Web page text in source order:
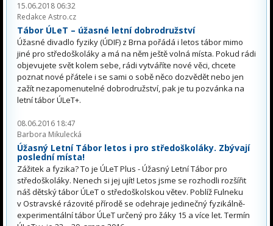
15.06.2018 06:32
Redakce Astro.cz
Tábor ÚLeT – úžasné letní dobrodružství
Úžasné divadlo fyziky (ÚDIF) z Brna pořádá i letos tábor mimo
jiné pro středoškoláky a má na něm ještě volná místa. Pokud rádi
objevujete svět kolem sebe, rádi vytváříte nové věci, chcete
poznat nové přátele i se sami o sobě něco dozvědět nebo jen
zažít nezapomenutelné dobrodružství, pak je tu pozvánka na
letní tábor ÚLeT+.
08.06.2016 18:47
Barbora Mikulecká
Úžasný Letní Tábor letos i pro středoškoláky. Zbývají
poslední místa!
Zážitek a fyzika? To je ÚLeT Plus - Úžasný Letní Tábor pro
středoškoláky. Nenech si jej ujít! Letos jsme se rozhodli rozšířit
náš dětský tábor ÚLeT o středoškolskou větev. Poblíž Fulneku
v Ostravské rázovité přírodě se odehraje jedinečný fyzikálně-
experimentální tábor ÚLeT určený pro žáky 15 a více let. Termín